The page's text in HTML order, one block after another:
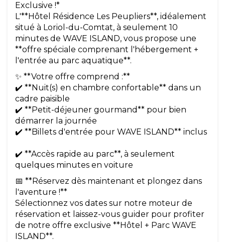
Exclusive !*
L'**Hôtel Résidence Les Peupliers**, idéalement
situé à Loriol-du-Comtat, à seulement 10
minutes de WAVE ISLAND, vous propose une
**offre spéciale comprenant l'hébergement +
l'entrée au parc aquatique**.
✨ **Votre offre comprend :**
✔️ **Nuit(s) en chambre confortable** dans un
cadre paisible
✔️ **Petit-déjeuner gourmand** pour bien
démarrer la journée
✔️ **Billets d'entrée pour WAVE ISLAND** inclus
✔️ **Accès rapide au parc**, à seulement
quelques minutes en voiture
📅 **Réservez dès maintenant et plongez dans
l'aventure !**
Sélectionnez vos dates sur notre moteur de
réservation et laissez-vous guider pour profiter
de notre offre exclusive **Hôtel + Parc WAVE
ISLAND**.